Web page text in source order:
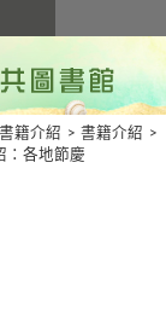
書籍介紹 > 書籍介紹 >
：各地節慶